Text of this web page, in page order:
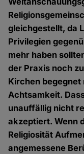
gleichgestellt, da
Privilegien
mehr haben
der Praxis noch
Kirchen begegnet
Achtsamkeit.
unauffällig nicht
akzeptiert. Wenn
Religiosität
angemessene